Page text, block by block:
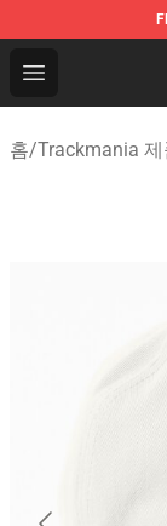
Open menu
홈/Trackmania